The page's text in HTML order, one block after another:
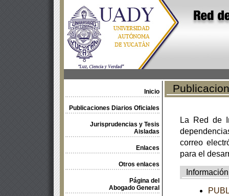
Inicio
Publicaciones Diarios Oficiales
Jurisprudencias y Tesis
Aisladas
Enlaces
Otros enlaces
Página del
Abogado General
La Red de
correo
para el
Información